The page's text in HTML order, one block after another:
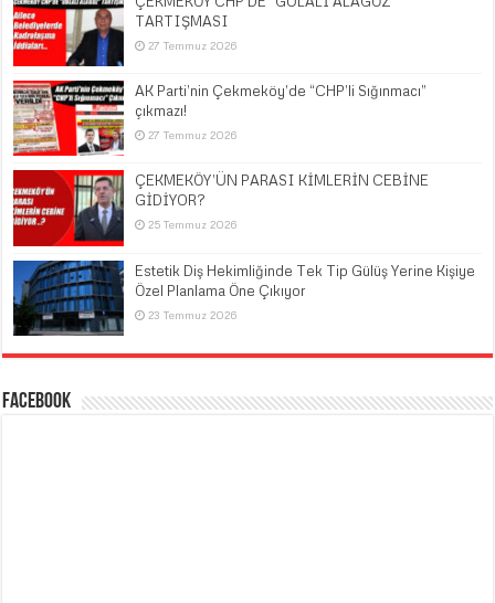
TARTIŞMASI
27 Temmuz 2026
AK Parti’nin Çekmeköy’de “CHP’li Sığınmacı”
çıkmazı!
27 Temmuz 2026
ÇEKMEKÖY’ÜN PARASI KİMLERİN CEBİNE
GİDİYOR?
25 Temmuz 2026
Estetik Diş Hekimliğinde Tek Tip Gülüş Yerine Kişiye
Özel Planlama Öne Çıkıyor
23 Temmuz 2026
Facebook